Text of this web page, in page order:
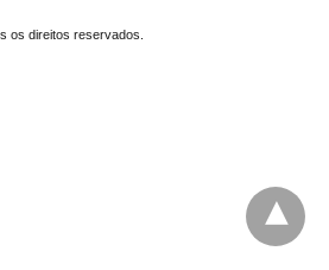
os direitos reservados.